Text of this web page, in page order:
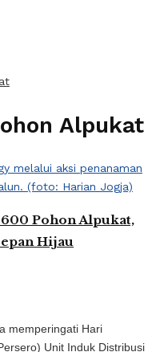
Alpukat
Pohon Alpukat,
Hijau
memperingati Hari
Unit Induk Distribusi